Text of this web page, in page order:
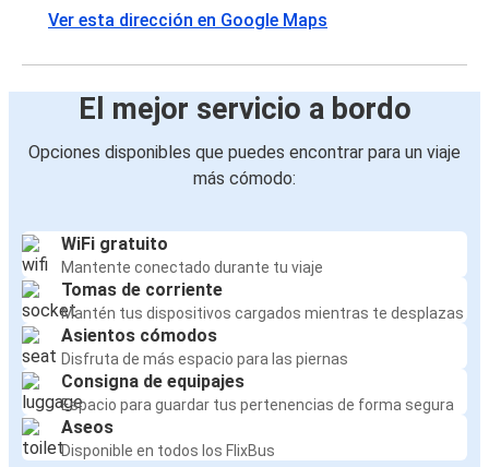
Ver esta dirección en Google Maps
El mejor servicio a bordo
Opciones disponibles que puedes encontrar para un viaje
más cómodo:
WiFi gratuito
Mantente conectado durante tu viaje
Tomas de corriente
Mantén tus dispositivos cargados mientras te desplazas
Asientos cómodos
Disfruta de más espacio para las piernas
Consigna de equipajes
Espacio para guardar tus pertenencias de forma segura
Aseos
Disponible en todos los FlixBus